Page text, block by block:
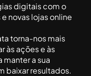
digitais com o
novas lojas online
torna-nos mais
às ações e às
a sua
baixar resultados.